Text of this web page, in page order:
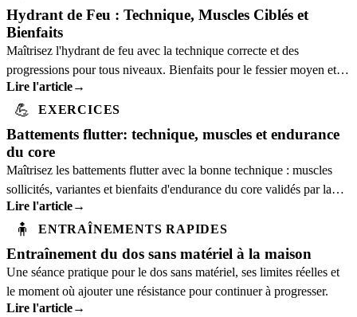
Hydrant de Feu : Technique, Muscles Ciblés et
Bienfaits
Maîtrisez l'hydrant de feu avec la technique correcte et des
progressions pour tous niveaux. Bienfaits pour le fessier moyen et la
stabilité pelvienne.
Lire l'article→
💪 EXERCICES
Battements flutter: technique, muscles et endurance
du core
Maîtrisez les battements flutter avec la bonne technique : muscles
sollicités, variantes et bienfaits d'endurance du core validés par la
science.
Lire l'article→
🧍 ENTRAÎNEMENTS RAPIDES
Entraînement du dos sans matériel à la maison
Une séance pratique pour le dos sans matériel, ses limites réelles et
le moment où ajouter une résistance pour continuer à progresser.
Lire l'article→